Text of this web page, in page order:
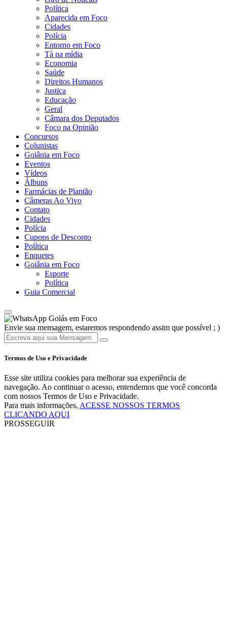
Política
Aparecida em Foco
Cidades
Polícia
Entorno em Foco
Tá na mídia
Economia
Saúde
Direitos Humanos
Justiça
Educação
Geral
Câmara dos Deputados
Foco na Opinião
Concursos
Colunistas
Goiânia em Foco
Eventos
Vídeos
Álbuns
Farmácias de Plantão
Câmeras Ao Vivo
Contato
Cidades
Polícia
Cupons de Desconto
Política
Enquetes
Goiânia em Foco
Esporte
Política
Guia Comercial
Goiás em Foco
Envie sua mensagem, estaremos respondendo assim que possível ; )
Termos de Uso e Privacidade
Esse site utiliza cookies para melhorar sua experiência de
navegação. Ao continuar o acesso, entendemos que você concorda
com nossos Termos de Uso e Privacidade.
Para mais informações, ACESSE NOSSOS TERMOS
CLICANDO AQUI
PROSSEGUIR